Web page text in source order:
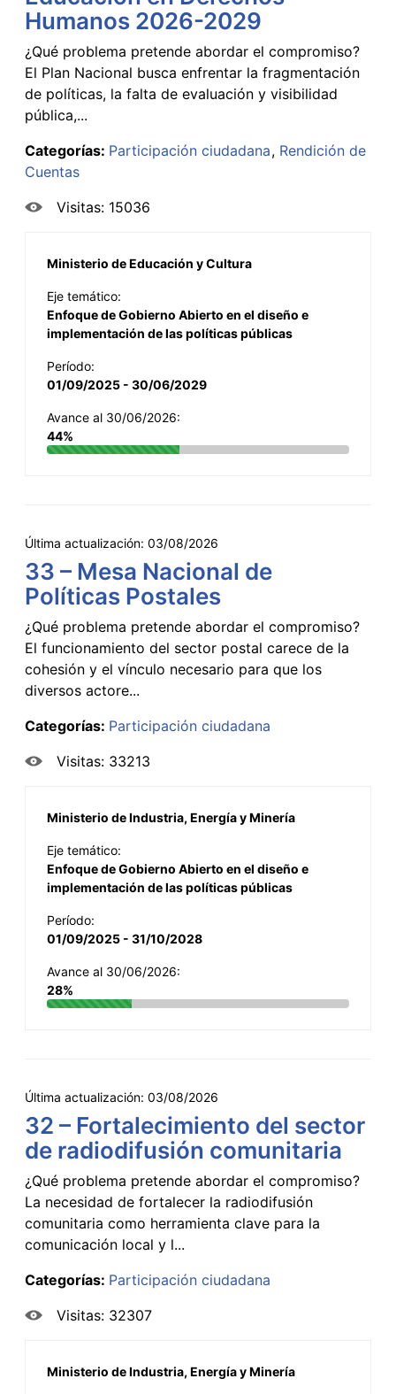
Humanos 2026-2029
¿Qué problema pretende abordar el compromiso?
El Plan Nacional busca enfrentar la fragmentación
de políticas, la falta de evaluación y visibilidad
pública,...
Categorías: Participación ciudadana Rendición de
Cuentas
Visitas: 15036
Ministerio de Educación y Cultura
Eje temático:
Enfoque de Gobierno Abierto en el diseño e
implementación de las políticas públicas
Período:
01/09/2025 - 30/06/2029
Avance al 30/06/2026:
44%
Última actualización: 03/08/2026
33 – Mesa Nacional de
Políticas Postales
¿Qué problema pretende abordar el compromiso?
El funcionamiento del sector postal carece de la
cohesión y el vínculo necesario para que los
diversos actore...
Categorías: Participación ciudadana
Visitas: 33213
Ministerio de Industria, Energía y Minería
Eje temático:
Enfoque de Gobierno Abierto en el diseño e
implementación de las políticas públicas
Período:
01/09/2025 - 31/10/2028
Avance al 30/06/2026:
28%
Última actualización: 03/08/2026
32 – Fortalecimiento del sector
de radiodifusión comunitaria
¿Qué problema pretende abordar el compromiso?
La necesidad de fortalecer la radiodifusión
comunitaria como herramienta clave para la
comunicación local y l...
Categorías: Participación ciudadana
Visitas: 32307
Ministerio de Industria, Energía y Minería